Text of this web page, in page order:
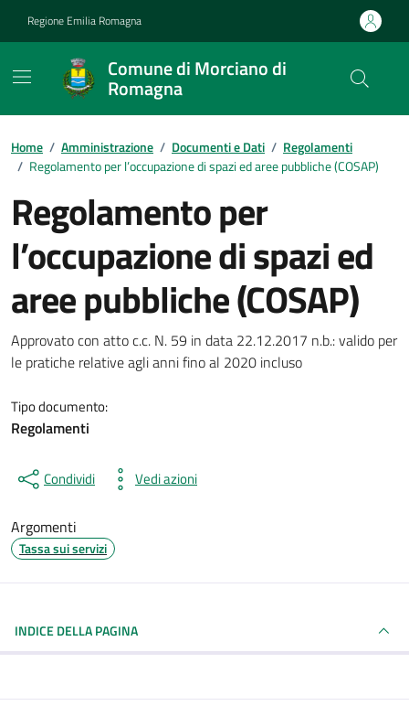
Regione Emilia Romagna
Comune di Morciano di
Romagna
Contenuti in evidenza
Home / Amministrazione / Documenti e Dati / Regolamenti
/ Regolamento per l’occupazione di spazi ed aree pubbliche (COSAP)
Regolamento per
l’occupazione di spazi ed
aree pubbliche (COSAP)
Dettagli del documento
Approvato con atto c.c. N. 59 in data 22.12.2017 n.b.: valido per
le pratiche relative agli anni fino al 2020 incluso
Tipo documento:
Regolamenti
Condividi Vedi azioni
Argomenti
Tassa sui servizi
INDICE DELLA PAGINA